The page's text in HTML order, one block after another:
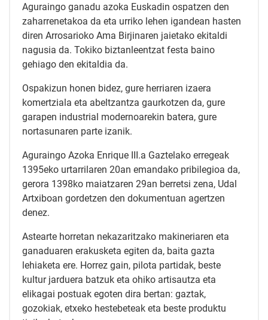
Aguraingo ganadu azoka Euskadin ospatzen den
zaharrenetakoa da eta urriko lehen igandean hasten
diren Arrosarioko Ama Birjinaren jaietako ekitaldi
nagusia da. Tokiko biztanleentzat festa baino
gehiago den ekitaldia da.
Ospakizun honen bidez, gure herriaren izaera
komertziala eta abeltzantza gaurkotzen da, gure
garapen industrial modernoarekin batera, gure
nortasunaren parte izanik.
Aguraingo Azoka Enrique III.a Gaztelako erregeak
1395eko urtarrilaren 20an emandako pribilegioa da,
gerora 1398ko maiatzaren 29an berretsi zena, Udal
Artxiboan gordetzen den dokumentuan agertzen
denez.
Astearte horretan nekazaritzako makineriaren eta
ganaduaren erakusketa egiten da, baita gazta
lehiaketa ere. Horrez gain, pilota partidak, beste
kultur jarduera batzuk eta ohiko artisautza eta
elikagai postuak egoten dira bertan: gaztak,
gozokiak, etxeko hestebeteak eta beste produktu